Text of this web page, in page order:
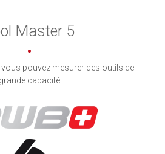
Master 5
pouvez mesurer des outils de
grande capacité